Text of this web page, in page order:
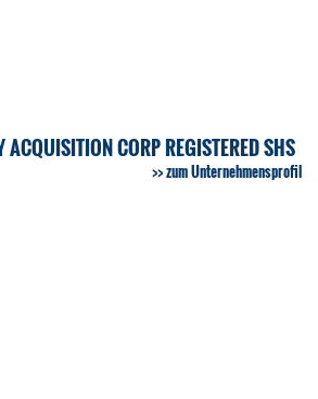
ACQUISITION CORP REGISTERED SHS
zum Unternehmensprofil